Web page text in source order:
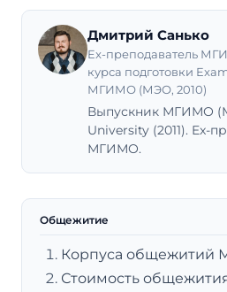
Дмитрий Санько
Ex-преподаватель
курса подготовки
МГИМО (МЭО, 2010)
Выпускник МГИМО
University (2011). Ex-
МГИМО.
Общежитие
Корпуса общежитий
Стоимость